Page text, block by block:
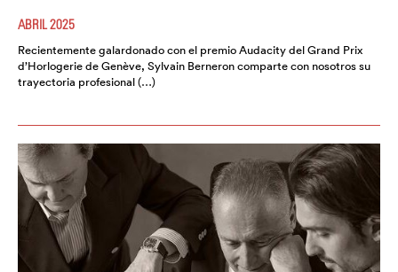
ABRIL 2025
Recientemente galardonado con el premio Audacity del Grand Prix
d’Horlogerie de Genève, Sylvain Berneron comparte con nosotros su
trayectoria profesional (…)